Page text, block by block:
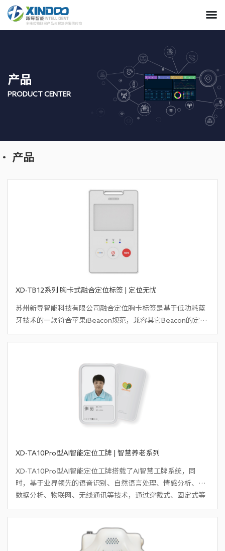
产品
PRODUCT CENTER
产品
XD-TB12系列 胸卡式融合定位标签 | 定位无忧
苏州新导智能科技有限公司融合定位胸卡标签是基于低功耗蓝
牙技术的一款符合苹果iBeacon规范，兼容其它Beacon的定位
XD-TA10Pro型AI智能定位工牌 | 智慧养老系列
XD-TA10Pro型AI智能定位工牌搭载了AI智慧工牌系统，同
时，基于业界领先的语音识别、自然语言处理、情感分析、大
数据分析、物联网、无线通讯等技术，通过穿戴式、固定式等
工、客户接待等）在服务提供、营销接待、服务导购、案场讲
解等服务过程中的语音、位置等数据，对服务人员的服务质
量、服务合规性、位置真实性等实现多维度进行数据采集与服